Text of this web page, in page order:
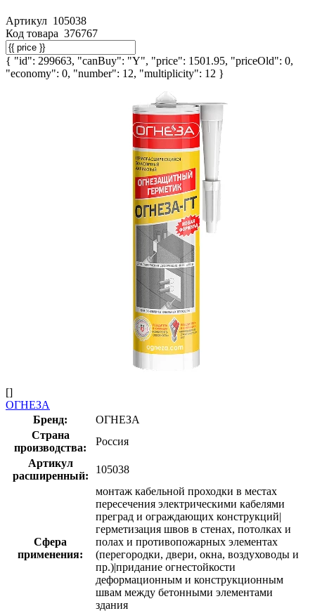
Артикул 105038
Код товара 376767
{ "id": 299663, "canBuy": "Y", "price": 1501.95, "priceOld": 0,
"economy": 0, "number": 12, "multiplicity": 12 }
[]
ОГНЕЗА
Бренд:
ОГНЕЗА
Страна
производства:
Россия
Артикул
расширенный:
105038
Сфера
применения:
монтаж кабельной проходки в местах
пересечения электрическими кабелями
преград и ограждающих конструкций|
герметизация швов в стенах, потолках и
полах и противопожарных элементах
(перегородки, двери, окна, воздуховоды и
пр.)|придание огнестойкости
деформационным и конструкционным
швам между бетонными элементами
здания